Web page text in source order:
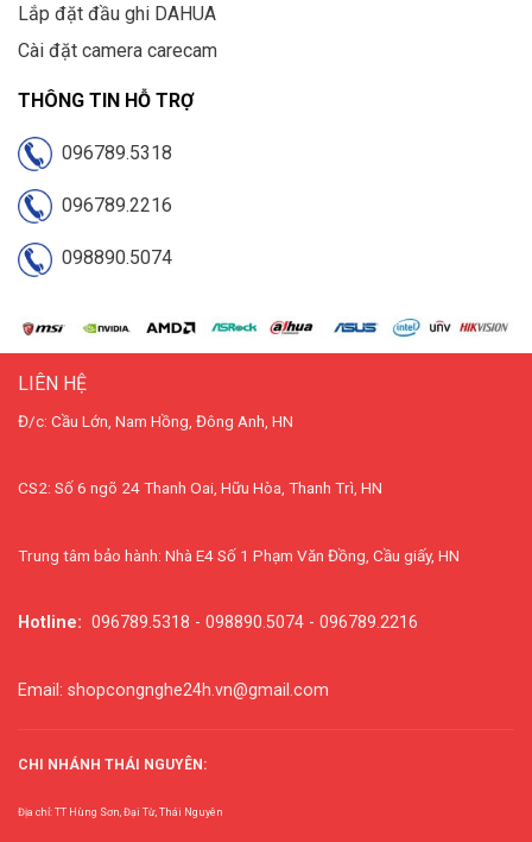
Lắp đặt đầu ghi DAHUA
Cài đặt camera carecam
THÔNG TIN HỖ TRỢ
096789.5318
096789.2216
098890.5074
LIÊN HỆ
Đ/c: Cầu Lớn, Nam Hồng, Đông Anh, HN
CS2: Số 6 ngõ 24 Thanh Oai, Hữu Hòa, Thanh Trì, HN
Trung tâm bảo hành: Nhà E4 Số 1 Phạm Văn Đồng, Cầu giấy, HN
Hotline: 096789.5318 - 098890.5074 - 096789.2216
Email: shopcongnghe24h.vn@gmail.com
CHI NHÁNH THÁI NGUYÊN:
Địa chỉ: TT Hùng Sơn, Đại Từ, Thái Nguyên